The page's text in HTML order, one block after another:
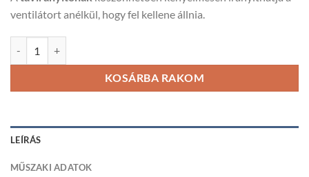
ventilátort anélkül, hogy fel kellene állnia.
KOSÁRBA RAKOM
LEÍRÁS
MŰSZAKI ADATOK